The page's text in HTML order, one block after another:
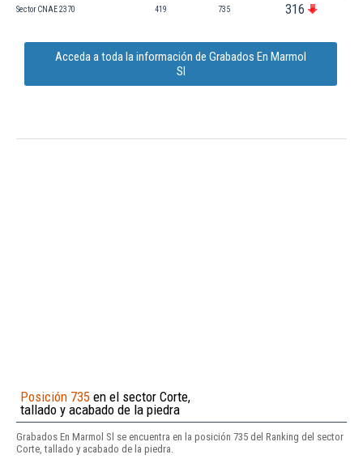
Sector CNAE 2370 419 735 316
Acceda a toda la información de Grabados En Marmol
Sl
Posición 735 en el sector Corte,
tallado y acabado de la piedra
Grabados En Marmol Sl se encuentra en la posición 735 del Ranking del sector
Corte, tallado y acabado de la piedra.